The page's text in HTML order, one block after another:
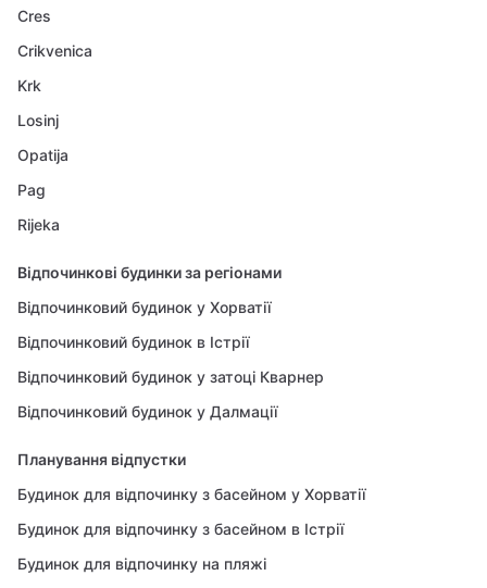
Cres
Crikvenica
Krk
Losinj
Opatija
Pag
Rijeka
Відпочинкові будинки за регіонами
Відпочинковий будинок у Хорватії
Відпочинковий будинок в Істрії
Відпочинковий будинок у затоці Кварнер
Відпочинковий будинок у Далмації
Планування відпустки
Будинок для відпочинку з басейном у Хорватії
Будинок для відпочинку з басейном в Істрії
Будинок для відпочинку на пляжі